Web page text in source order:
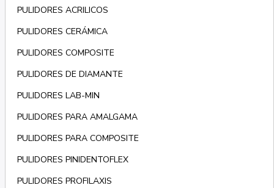
PULIDORES ACRILICOS
PULIDORES CERÁMICA
PULIDORES COMPOSITE
PULIDORES DE DIAMANTE
PULIDORES LAB-MIN
PULIDORES PARA AMALGAMA
PULIDORES PARA COMPOSITE
PULIDORES PINIDENTOFLEX
PULIDORES PROFILAXIS